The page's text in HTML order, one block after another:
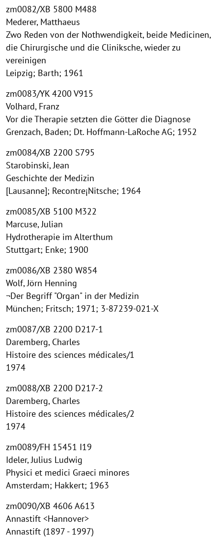
zm0082/XB 5800 M488
Mederer, Matthaeus
Zwo Reden von der Nothwendigkeit, beide Medicinen,
die Chirurgische und die Cliniksche, wieder zu
vereinigen
Leipzig; Barth; 1961
zm0083/YK 4200 V915
Volhard, Franz
Vor die Therapie setzten die Götter die Diagnose
Grenzach, Baden; Dt. Hoffmann-LaRoche AG; 1952
zm0084/XB 2200 S795
Starobinski, Jean
Geschichte der Medizin
[Lausanne]; Recontre¡Nitsche; 1964
zm0085/XB 5100 M322
Marcuse, Julian
Hydrotherapie im Alterthum
Stuttgart; Enke; 1900
zm0086/XB 2380 W854
Wolf, Jörn Henning
¬Der Begriff "Organ" in der Medizin
München; Fritsch; 1971; 3-87239-021-X
zm0087/XB 2200 D217-1
Daremberg, Charles
Histoire des sciences médicales/1
1974
zm0088/XB 2200 D217-2
Daremberg, Charles
Histoire des sciences médicales/2
1974
zm0089/FH 15451 I19
Ideler, Julius Ludwig
Physici et medici Graeci minores
Amsterdam; Hakkert; 1963
zm0090/XB 4606 A613
Annastift <Hannover>
Annastift (1897 - 1997)